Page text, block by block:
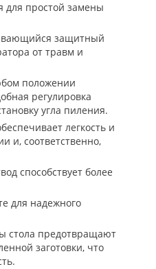
для простой замены
защитный
от травм и
положении
регулировка
угла пиления.
легкость и
и, соответственно,
способствует более
для надежного
стола предотвращают
заготовки, что